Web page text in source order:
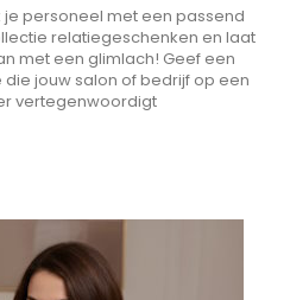
personeel met een passend
relatiegeschenken en laat
met een glimlach! Geef een
jouw salon of bedrijf op een
vertegenwoordigt